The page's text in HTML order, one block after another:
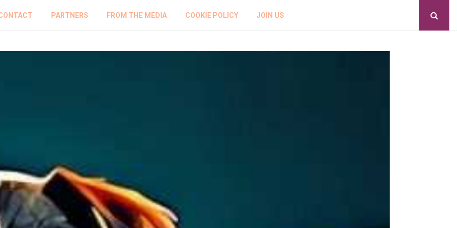
PARTNERS FROM THE MEDIA COOKIE POLICY JOIN US